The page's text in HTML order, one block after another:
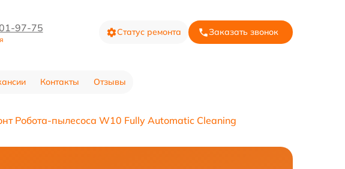
97-75 Статус ремонта Заказать звонок
Контакты Отзывы
Робота-пылесоса W10 Fully Automatic Cleaning